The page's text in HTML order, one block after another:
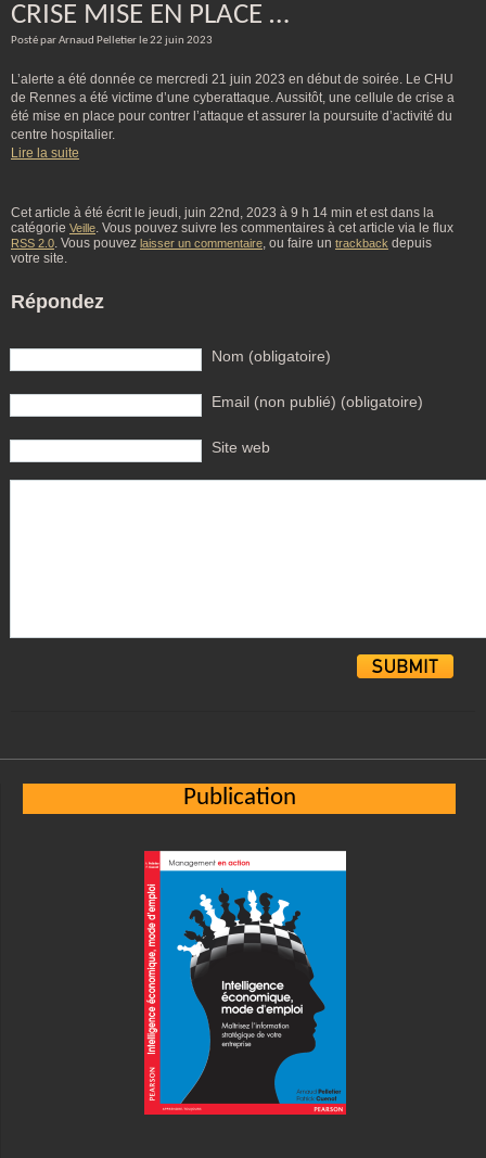
CRISE MISE EN PLACE …
Posté par Arnaud Pelletier le 22 juin 2023
L’alerte a été donnée ce mercredi 21 juin 2023 en début de soirée. Le CHU
de Rennes a été victime d’une cyberattaque. Aussitôt, une cellule de crise a
été mise en place pour contrer l’attaque et assurer la poursuite d’activité du
centre hospitalier.
Lire la suite
Cet article à été écrit le jeudi, juin 22nd, 2023 à 9 h 14 min et est dans la
catégorie Veille. Vous pouvez suivre les commentaires à cet article via le flux
RSS 2.0. Vous pouvez laisser un commentaire, ou faire un trackback depuis
votre site.
Répondez
Nom (obligatoire)
Email (non publié) (obligatoire)
Site web
Publication